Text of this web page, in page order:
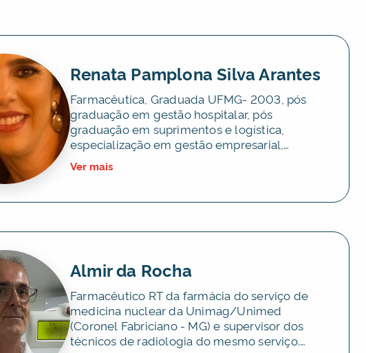
Renata Pamplona Silva Arantes
Farmacêutica, Graduada UFMG- 2003, pós
graduação em gestão hospitalar, pós
graduação em suprimentos e logística,
especialização em gestão empresarial,
experiência na área de oncologia e
atualmente empresária na área de Cannabis
Ver mais
Almir da Rocha
Farmacêutico RT da farmácia do serviço de
medicina nuclear da Unimag/Unimed
(Coronel Fabriciano - MG) e supervisor dos
técnicos de radiologia do mesmo serviço.